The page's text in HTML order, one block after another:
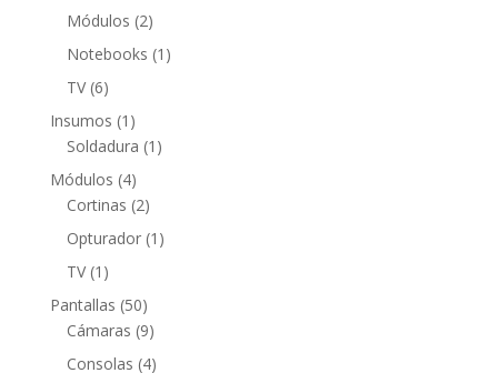
producto
Módulos 22
productos
Notebooks 1 1
TV 66
productos
Insumos 1 1
producto
Soldadura 1 1
Módulos 44
productos
Cortinas 22
productos
Opturador 1 1
TV 1 1
producto
Pantallas 5050
productos
Cámaras 99
productos
Consolas 44